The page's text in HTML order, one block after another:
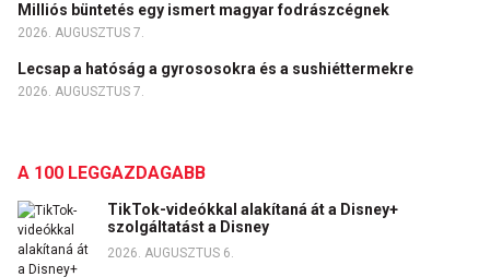
Milliós büntetés egy ismert magyar fodrászcégnek
2026. AUGUSZTUS 7.
Lecsap a hatóság a gyrososokra és a sushiéttermekre
2026. AUGUSZTUS 7.
A 100 LEGGAZDAGABB
TikTok-videókkal alakítaná át a Disney+
szolgáltatást a Disney
2026. AUGUSZTUS 6.